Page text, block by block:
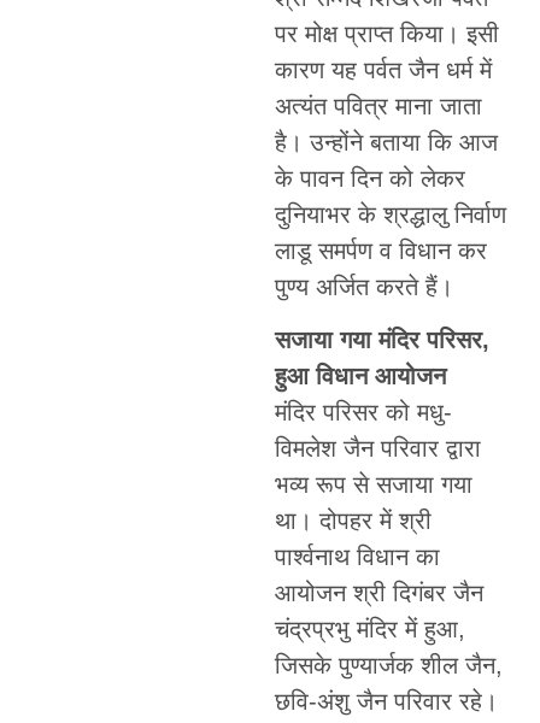
पर मोक्ष प्राप्त किया। इसी
कारण यह पर्वत जैन धर्म में
अत्यंत पवित्र माना जाता
है। उन्होंने बताया कि आज
के पावन दिन को लेकर
दुनियाभर के श्रद्धालु निर्वाण
लाडू समर्पण व विधान कर
पुण्य अर्जित करते हैं।
सजाया गया मंदिर परिसर,
हुआ विधान आयोजन
मंदिर परिसर को मधु-
विमलेश जैन परिवार द्वारा
भव्य रूप से सजाया गया
था। दोपहर में श्री
पार्श्वनाथ विधान का
आयोजन श्री दिगंबर जैन
चंद्रप्रभु मंदिर में हुआ,
जिसके पुण्यार्जक शील जैन,
छवि-अंशु जैन परिवार रहे।